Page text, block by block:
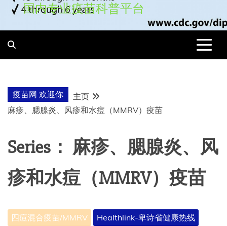
国内专业疫苗科普平台
疫苗网 欢迎你
主页
麻疹、腮腺炎、风疹和水痘（MMRV）疫苗
Series： 麻疹、腮腺炎、风
疹和水痘（MMRV）疫苗
四痘混合疫苗/MMRV
Healthlink-卑诗省健康热线